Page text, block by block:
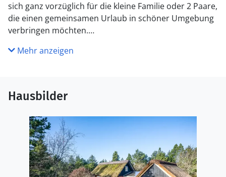
sich ganz vorzüglich für die kleine Familie oder 2 Paare,
die einen gemeinsamen Urlaub in schöner Umgebung
verbringen möchten.
Küche
sowie Geschirrspüler.
WC und Bad
Es gibt 1 Badezimmer mit Duschnische und 1 Toilette..
Fußbodenheizung in 1 Badezimmer.
Draußen
Mehr anzeigen
Hausbilder